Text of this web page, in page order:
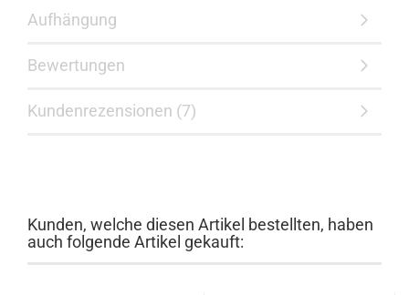
Aufhängung
Bewertungen
Kundenrezensionen (7)
Kunden, welche diesen Artikel bestellten, haben
auch folgende Artikel gekauft: